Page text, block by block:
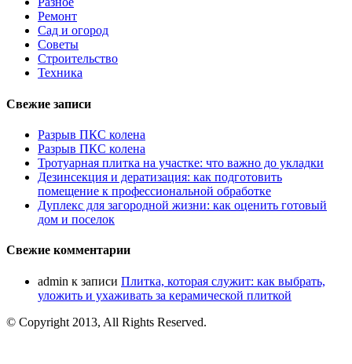
Ремонт
Сад и огород
Советы
Строительство
Техника
Свежие записи
Разрыв ПКС колена
Разрыв ПКС колена
Тротуарная плитка на участке: что важно до укладки
Дезинсекция и дератизация: как подготовить
помещение к профессиональной обработке
Дуплекс для загородной жизни: как оценить готовый
дом и поселок
Свежие комментарии
admin к записи Плитка, которая служит: как выбрать,
уложить и ухаживать за керамической плиткой
© Copyright 2013, All Rights Reserved.